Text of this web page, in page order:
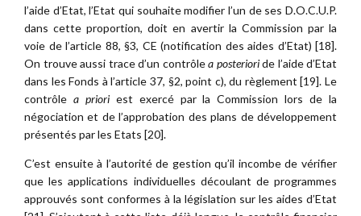
l’aide d’Etat, l’Etat qui souhaite modifier l’un de ses D.O.C.U.P.
dans cette proportion, doit en avertir la Commission par la
voie de l’article 88, §3, CE (notification des aides d’Etat) [18].
On trouve aussi trace d’un contrôlea posterioride l’aide d’Etat
dans les Fonds à l’article 37, §2, point c), du règlement [19]. Le
contrôle a prioriest exercé par la Commission lors de la
négociation et de l’approbation des plans de développement
présentés par les Etats [20].
C’est ensuite à l’autorité de gestion qu’il incombe de vérifier
que les applications individuelles découlant de programmes
approuvés sont conformes à la législation sur les aides d’Etat